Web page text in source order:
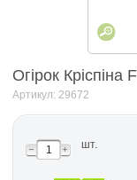
Огірок
Артикул: 29672
шт.